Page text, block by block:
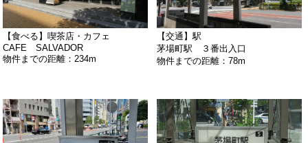
【食べる】喫茶店・カフェ
CAFE SALVADOR
物件までの距離：234m
【交通】駅
茅場町駅 ３番出入口
物件までの距離：78m